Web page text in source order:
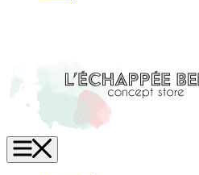
L'Échappée Belle
Menu